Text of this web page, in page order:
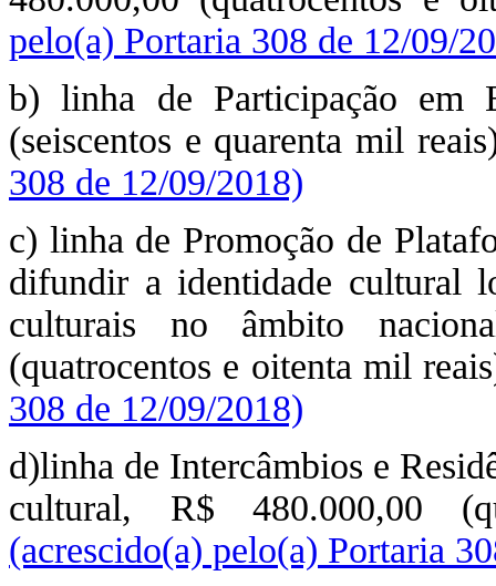
pelo(a) Portaria 308 de 12/09/
b) linha de Participação em
(seiscentos e quarenta mil
308 de 12/09/2018)
c) linha de Promoção de
difundir a identidade cultural
culturais no âmbito
(quatrocentos e oitenta mil
308 de 12/09/2018)
d)linha de Intercâmbios e
cultural, R$ 480.000,00
(acrescido(a) pelo(a) Portaria